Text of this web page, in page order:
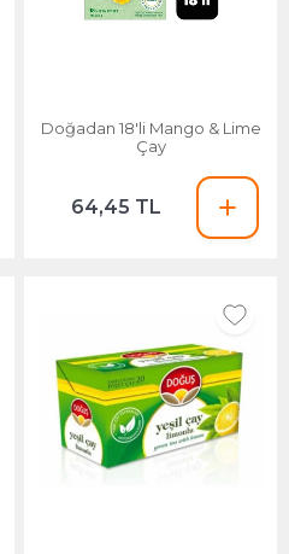
Doğadan 18'li Mango & Lime
Çay
64,45 TL